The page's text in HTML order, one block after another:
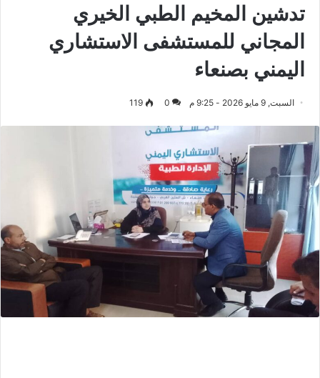
تدشين المخيم الطبي الخيري
المجاني للمستشفى الاستشاري
اليمني بصنعاء
السبت, 9 مايو 2026 - 9:25 م 0
119